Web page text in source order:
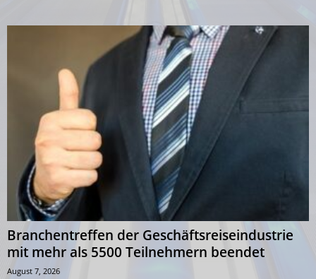
Branchentreffen der Geschäftsreiseindustrie
mit mehr als 5500 Teilnehmern beendet
August 7, 2026